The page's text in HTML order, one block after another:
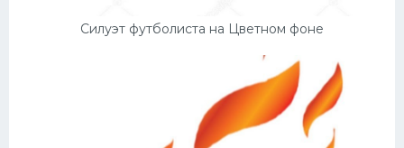
Силуэт футболиста на Цветном фоне